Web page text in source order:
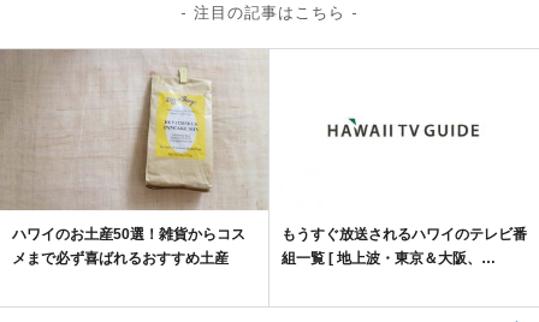
- 注目の記事はこちら -
ハワイのお土産50選！雑貨からコス
メまで必ず喜ばれるおすすめ土産
もうすぐ放送されるハワイのテレビ番
組一覧 [ 地上波・東京＆大阪、…